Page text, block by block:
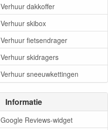
Verhuur dakkoffer
Verhuur skibox
Verhuur fietsendrager
Verhuur skidragers
Verhuur sneeuwkettingen
Informatie
Google Reviews-widget